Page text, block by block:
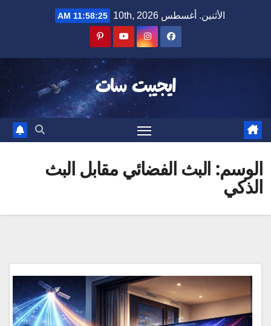
الأثنين. أغسطس 10th, 2026 11:58:25 AM
ايجيبت سات
الوسم:البث الفضائي مقابل البث
الذكي